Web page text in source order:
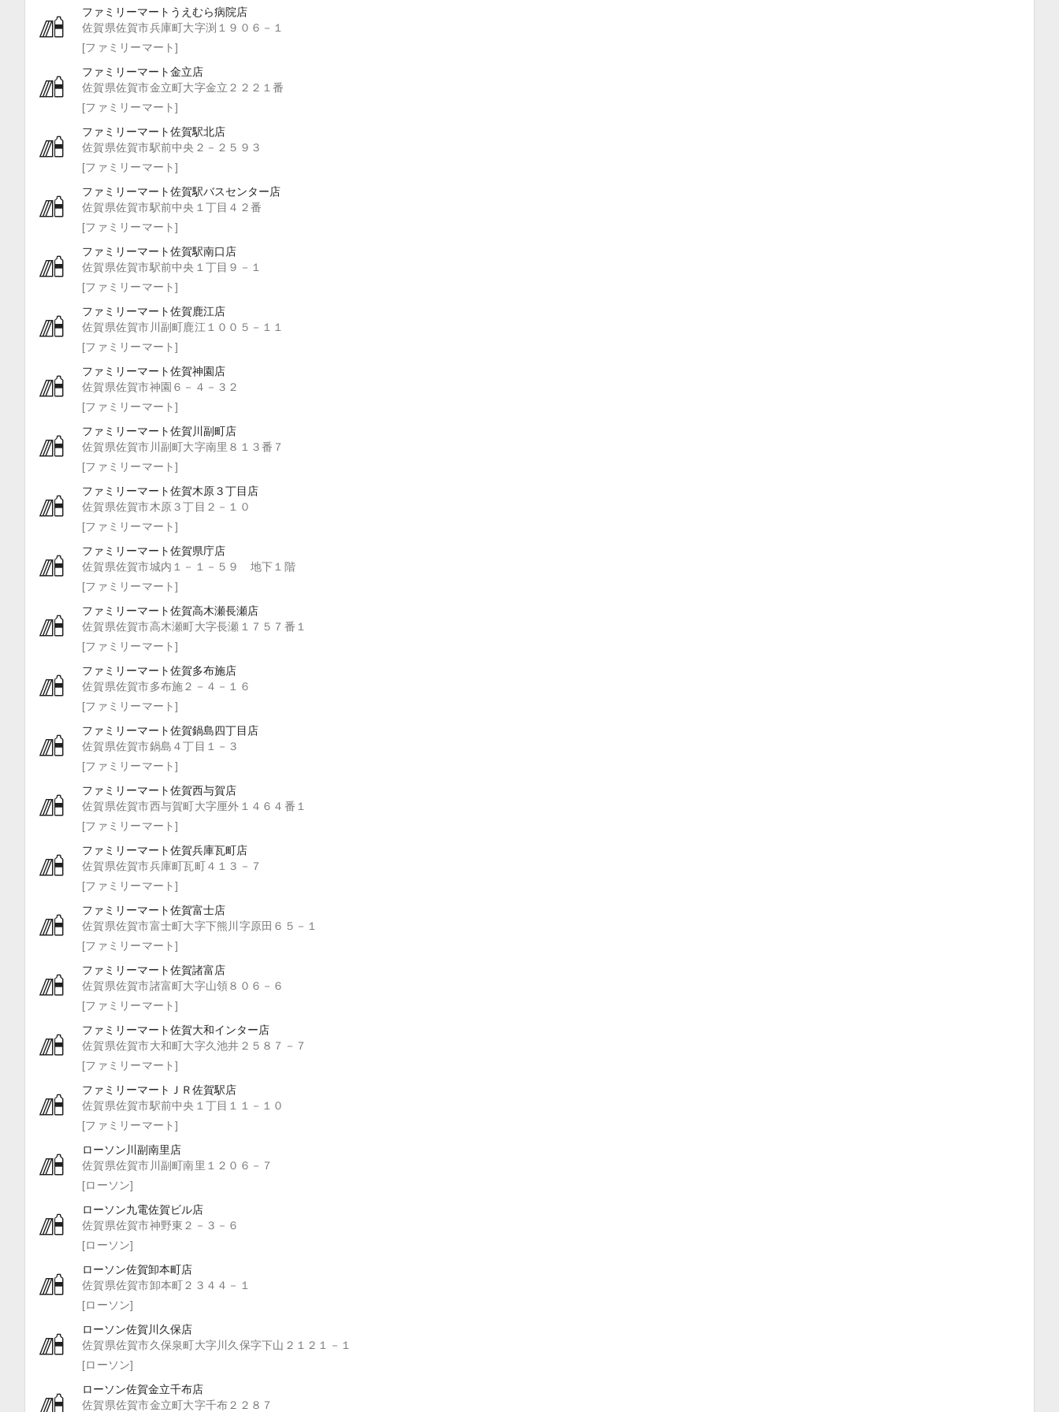
ファミリーマートうえむら病院店
佐賀県佐賀市兵庫町大字渕１９０６－１
[ファミリーマート]
ファミリーマート金立店
佐賀県佐賀市金立町大字金立２２２１番
[ファミリーマート]
ファミリーマート佐賀駅北店
佐賀県佐賀市駅前中央２－２５９３
[ファミリーマート]
ファミリーマート佐賀駅バスセンター店
佐賀県佐賀市駅前中央１丁目４２番
[ファミリーマート]
ファミリーマート佐賀駅南口店
佐賀県佐賀市駅前中央１丁目９－１
[ファミリーマート]
ファミリーマート佐賀鹿江店
佐賀県佐賀市川副町鹿江１００５－１１
[ファミリーマート]
ファミリーマート佐賀神園店
佐賀県佐賀市神園６－４－３２
[ファミリーマート]
ファミリーマート佐賀川副町店
佐賀県佐賀市川副町大字南里８１３番７
[ファミリーマート]
ファミリーマート佐賀木原３丁目店
佐賀県佐賀市木原３丁目２－１０
[ファミリーマート]
ファミリーマート佐賀県庁店
佐賀県佐賀市城内１－１－５９ 地下１階
[ファミリーマート]
ファミリーマート佐賀高木瀬長瀬店
佐賀県佐賀市高木瀬町大字長瀬１７５７番１
[ファミリーマート]
ファミリーマート佐賀多布施店
佐賀県佐賀市多布施２－４－１６
[ファミリーマート]
ファミリーマート佐賀鍋島四丁目店
佐賀県佐賀市鍋島４丁目１－３
[ファミリーマート]
ファミリーマート佐賀西与賀店
佐賀県佐賀市西与賀町大字厘外１４６４番１
[ファミリーマート]
ファミリーマート佐賀兵庫瓦町店
佐賀県佐賀市兵庫町瓦町４１３－７
[ファミリーマート]
ファミリーマート佐賀富士店
佐賀県佐賀市富士町大字下熊川字原田６５－１
[ファミリーマート]
ファミリーマート佐賀諸富店
佐賀県佐賀市諸富町大字山領８０６－６
[ファミリーマート]
ファミリーマート佐賀大和インター店
佐賀県佐賀市大和町大字久池井２５８７－７
[ファミリーマート]
ファミリーマートＪＲ佐賀駅店
佐賀県佐賀市駅前中央１丁目１１－１０
[ファミリーマート]
ローソン川副南里店
佐賀県佐賀市川副町南里１２０６－７
[ローソン]
ローソン九電佐賀ビル店
佐賀県佐賀市神野東２－３－６
[ローソン]
ローソン佐賀卸本町店
佐賀県佐賀市卸本町２３４４－１
[ローソン]
ローソン佐賀川久保店
佐賀県佐賀市久保泉町大字川久保字下山２１２１－１
[ローソン]
ローソン佐賀金立千布店
佐賀県佐賀市金立町大字千布２２８７